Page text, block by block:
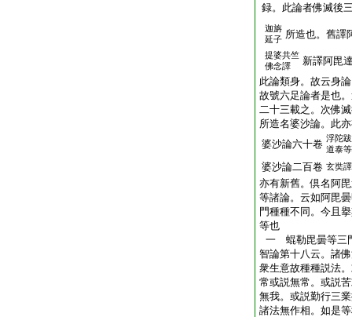
録。此論者佛滅後
迦旃
延子 所造也。舊譯
提婆共竺
佛念譯
新譯阿毘
此論類身。故云身
故號六足論者是也
二十三載之。次佛
所造名婆沙論。此
婆沙論六十卷 浮陀
道泰
婆沙論二百卷 玄奘譯
亦有新舊。倶名阿
等諸論。云如阿毘
門種種不同。今且
等也
一 蜫勒毘曇等三
智論第十八云。諸
衆生意故種種説法
常或説無常。或説
無我。或説勤行三
諸法無作相。如是